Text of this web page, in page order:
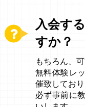
入会す
すか？
もちろん、可
無料体験レ
催致しており
必ず事前に